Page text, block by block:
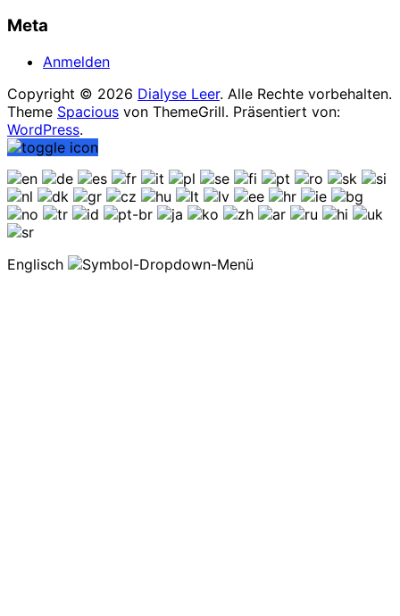
Meta
Anmelden
Copyright © 2026 Dialyse Leer. Alle Rechte vorbehalten.
Theme Spacious von ThemeGrill. Präsentiert von:
WordPress.
Englisch